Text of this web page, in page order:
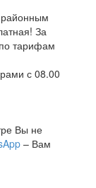
районным
За
тарифам
с 08.00
Вы не
– Вам